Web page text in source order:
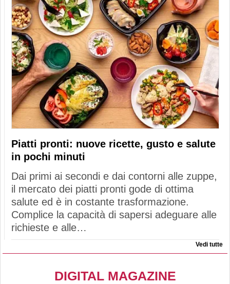
Piatti pronti: nuove ricette, gusto e salute
in pochi minuti
Dai primi ai secondi e dai contorni alle zuppe,
il mercato dei piatti pronti gode di ottima
salute ed è in costante trasformazione.
Complice la capacità di sapersi adeguare alle
richieste e alle…
Vedi tutte
DIGITAL MAGAZINE